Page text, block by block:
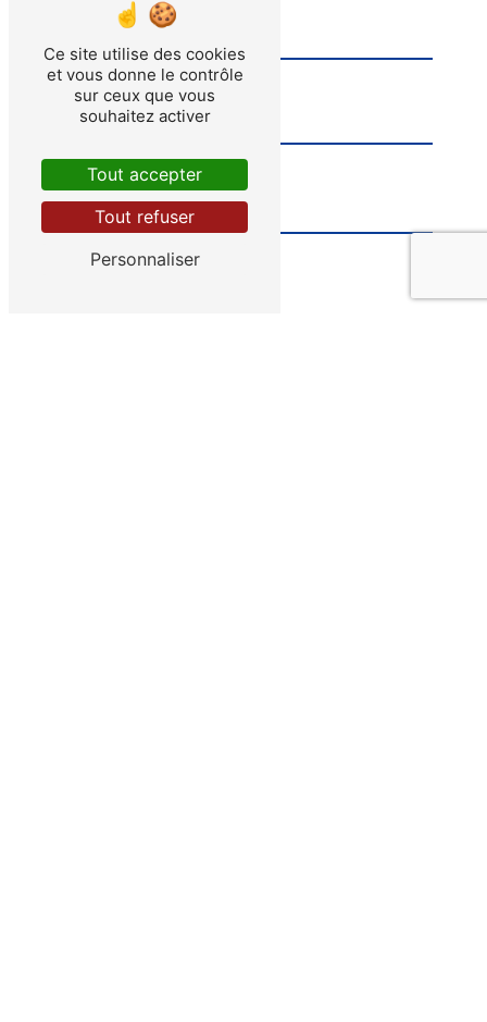
Ce site utilise des cookies
et vous donne le contrôle
sur ceux que vous
souhaitez activer
Tout accepter
Tout refuser
Personnaliser